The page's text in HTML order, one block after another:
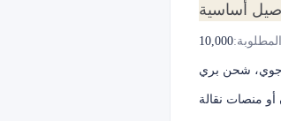
أساسية
:
شحن بري
أو منصات نقالة